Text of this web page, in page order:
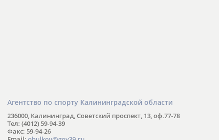
Агентство по спорту Калининградской области
236000, Калининград, Советский проспект, 13, оф.77-78
Тел: (4012) 59-94-39
Факс: 59-94-26